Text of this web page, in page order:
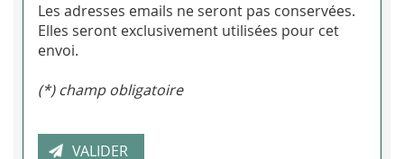
Les adresses emails ne seront pas conservées.
Elles seront exclusivement utilisées pour cet
envoi.
(*) champ obligatoire